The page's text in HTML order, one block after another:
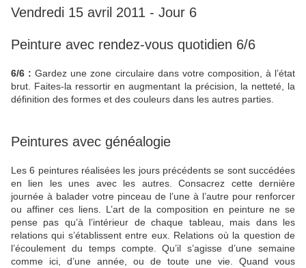
Vendredi 15 avril 2011 - Jour 6
Peinture avec rendez-vous quotidien 6/6
6/6 :Gardez une zone circulaire dans votre composition, à l’état
brut. Faites-la ressortir en augmentant la précision, la netteté, la
définition des formes et des couleurs dans les autres parties.
Peintures avec généalogie
Les 6 peintures réalisées les jours précédents se sont succédées
en lien les unes avec les autres. Consacrez cette dernière
journée à balader votre pinceau de l’une à l’autre pour renforcer
ou affiner ces liens. L’art de la composition en peinture ne se
pense pas qu’à l’intérieur de chaque tableau, mais dans les
relations qui s’établissent entre eux. Relations où la question de
l’écoulement du temps compte. Qu’il s’agisse d’une semaine
comme ici, d’une année, ou de toute une vie. Quand vous